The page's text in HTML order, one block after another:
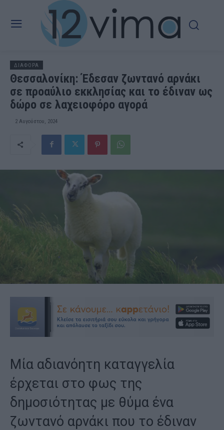
ΔΙΑΦΟΡΑ
Θεσσαλονίκη: Έδεσαν ζωντανό αρνάκι
σε προαύλιο εκκλησίας και το έδιναν ως
δώρο σε λαχειοφόρο αγορά
2 Αυγούστου, 2024
Μία αδιανόητη καταγγελία
έρχεται στο φως της
δημοσιότητας με θύμα ένα
ζωντανό αρνάκι που το έδιναν